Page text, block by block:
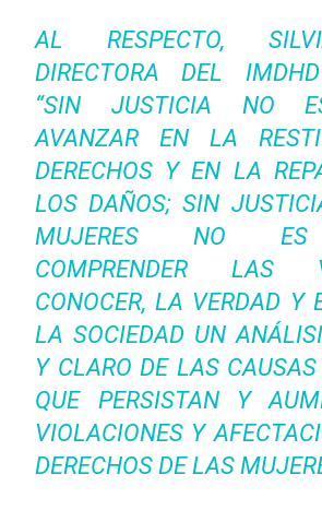
AL RESPECTO,
DIRECTORA DEL
“SIN JUSTICIA NO
AVANZAR EN LA
DERECHOS Y EN LA
LOS DAÑOS; SIN
MUJERES NO ES
COMPRENDER LAS
CONOCER, LA VERDAD Y
LA SOCIEDAD UN
Y CLARO DE LAS
QUE PERSISTAN Y
VIOLACIONES Y
DERECHOS DE LAS